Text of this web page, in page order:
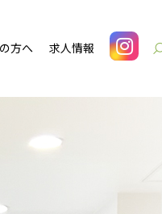
方へ 求人情報